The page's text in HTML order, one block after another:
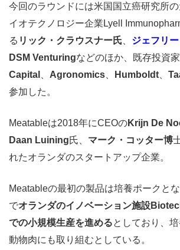
今回のラウンドには米国国立癌研究所
イオテクノロジー企業Lyell
る リック・クラウスナー氏 ジェフリ
DSM Venturingなどのほか、既存投資
Capital
Agronomics Humboldt
参加した。
Meatableは2018年にCEOのKrijn De
Daan Luining氏、 マーク・コッター博
れたオランダのスタートアップ企業。
Meatableの最初の製品は培養ポークと
でオランダのイノベーション施設
での小規模生産を進めるとしており、
動物肉にも取り組むとしている。